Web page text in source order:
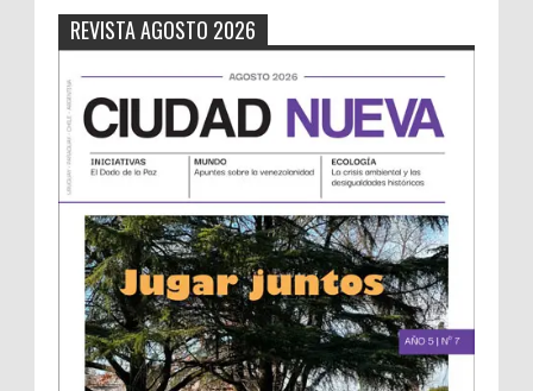
REVISTA AGOSTO 2026